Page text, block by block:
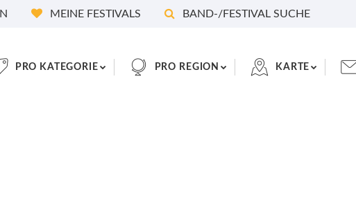
MEINE FESTIVALS BAND-/FESTIVAL SUCHE
PRO KATEGORIE PRO REGION KARTE